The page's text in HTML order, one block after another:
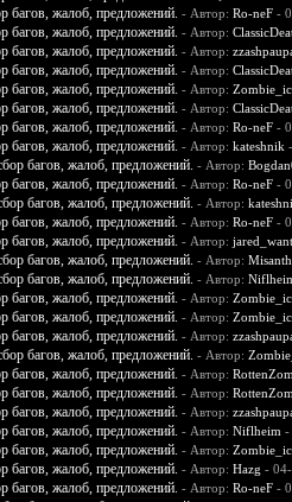
багов, жалоб, предложений. - Автор: Ro-neF-
багов, жалоб, предложений. - Автор:
багов, жалоб, предложений. - Автор:
багов, жалоб, предложений. - Автор:
багов, жалоб, предложений. - Автор:
багов, жалоб, предложений. - Автор:
багов, жалоб, предложений. - Автор: Ro-neF-
багов, жалоб, предложений. - Автор: kateshnik
багов, жалоб, предложений. - Автор:
багов, жалоб, предложений. - Автор: Ro-neF-
багов, жалоб, предложений. - Автор:
багов, жалоб, предложений. - Автор: Ro-neF-
багов, жалоб, предложений. - Автор:
багов, жалоб, предложений. - Автор:
багов, жалоб, предложений. - Автор:
багов, жалоб, предложений. - Автор:
багов, жалоб, предложений. - Автор:
багов, жалоб, предложений. - Автор:
багов, жалоб, предложений. - Автор:
багов, жалоб, предложений. - Автор:
багов, жалоб, предложений. - Автор:
багов, жалоб, предложений. - Автор:
багов, жалоб, предложений. - Автор: Niflheim -
багов, жалоб, предложений. - Автор:
багов, жалоб, предложений. - Автор: Hazg -
багов, жалоб, предложений. - Автор: Ro-neF-